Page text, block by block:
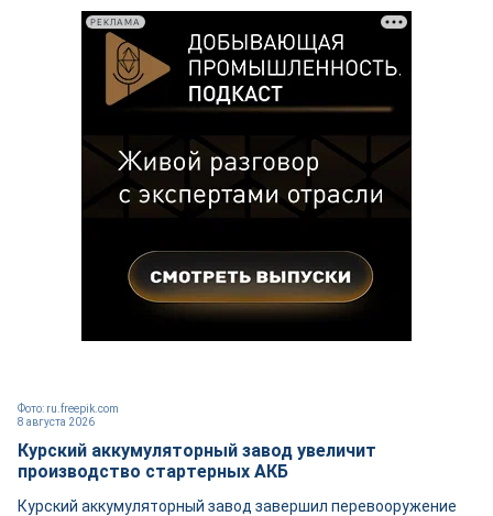
8 августа 2026
Фото: ru.freepik.com
Курский аккумуляторный завод увеличит
производство стартерных АКБ
Курский аккумуляторный завод завершил перевооружение
РЕКЛАМА